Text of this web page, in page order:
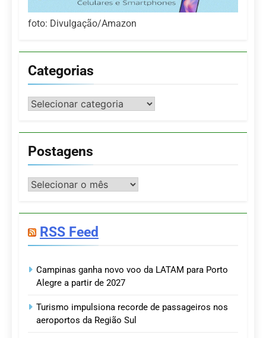
foto: Divulgação/Amazon
Categorias
Categorias
Postagens
Postagens
RSS Feed
Campinas ganha novo voo da LATAM para Porto
Alegre a partir de 2027
Turismo impulsiona recorde de passageiros nos
aeroportos da Região Sul